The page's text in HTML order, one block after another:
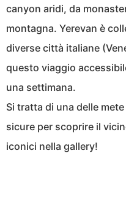
canyon aridi, da
montagna. Yerevan è
diverse città italiane
questo viaggio
una settimana.
Si tratta di una delle
sicure per scoprire il
iconici nella gallery!